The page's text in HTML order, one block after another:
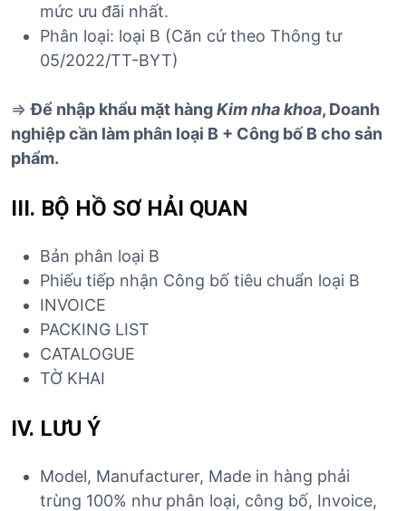
mức ưu đãi nhất.
Phân loại: loại B (Căn cứ theo Thông tư
05/2022/TT-BYT)
=>Để nhập khẩu mặt hàngKim nha khoa, Doanh
nghiệp cần làm phân loại B + Công bố B cho sản
phẩm.
III. BỘ HỒ SƠ HẢI QUAN
Bản phân loại B
Phiếu tiếp nhận Công bố tiêu chuẩn loại B
INVOICE
PACKING LIST
CATALOGUE
TỜ KHAI
IV. LƯU Ý
Model, Manufacturer, Made in hàng phải
trùng 100% như phân loại, công bố, Invoice,